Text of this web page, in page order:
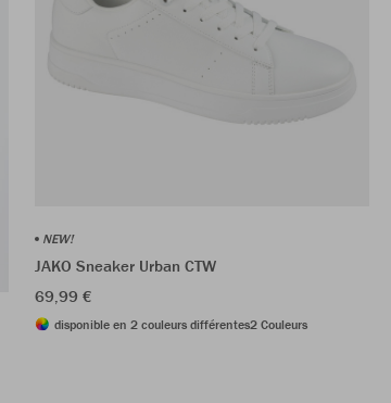
NEW!
JAKO Sneaker Urban CTW
69,99 €
disponible en 2 couleurs différentes2 Couleurs